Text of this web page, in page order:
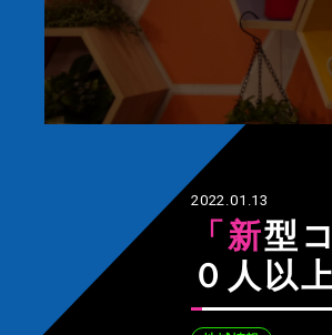
2022.01.13
「新型コロナ新たに４０人の感染確認」４
０人以